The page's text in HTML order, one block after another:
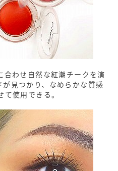
わせ自然な紅潮チークを演
見つかり、なめらかな質感
使用できる。